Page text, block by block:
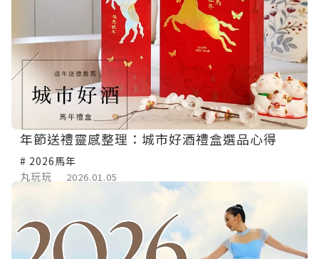
年節送禮靈感整理：城市好酒禮盒選品心得
# 2026馬年
丸玩玩
2026.01.05